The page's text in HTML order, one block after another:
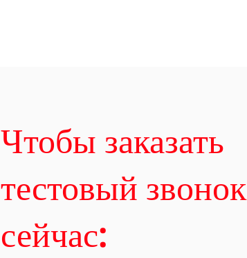
Чтобы заказать
тестовый звонок
сейчас: